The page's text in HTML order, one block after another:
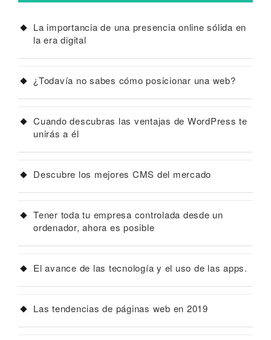
La importancia de una presencia online sólida en
la era digital
¿Todavía no sabes cómo posicionar una web?
Cuando descubras las ventajas de WordPress te
unirás a él
Descubre los mejores CMS del mercado
Tener toda tu empresa controlada desde un
ordenador, ahora es posible
El avance de las tecnología y el uso de las apps.
Las tendencias de páginas web en 2019